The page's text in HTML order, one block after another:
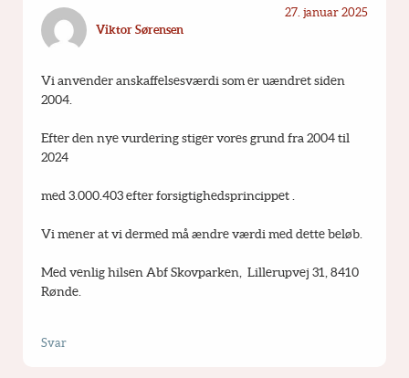
Viktor Sørensen
27. januar 2025
Vi anvender anskaffelsesværdi som er uændret siden
2004.
Efter den nye vurdering stiger vores grund fra 2004 til
2024
med 3.000.403 efter forsigtighedsprincippet .
Vi mener at vi dermed må ændre værdi med dette beløb.
Med venlig hilsen Abf Skovparken,  Lillerupvej 31, 8410
Rønde.
Svar